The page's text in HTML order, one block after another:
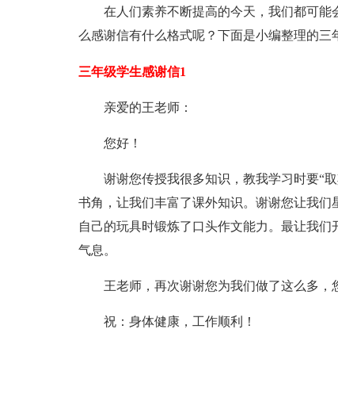
在人们素养不断提高的今天，我们都可
么感谢信有什么格式呢？下面是小编整理的三
三年级学生感谢信1
亲爱的王老师：
您好！
谢谢您传授我很多知识，教我学习时要“
书角，让我们丰富了课外知识。谢谢您让我
自己的玩具时锻炼了口头作文能力。最让我
气息。
王老师，再次谢谢您为我们做了这么多，
祝：身体健康，工作顺利！